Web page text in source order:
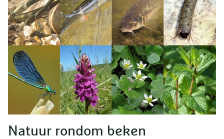
Natuur rondom beken